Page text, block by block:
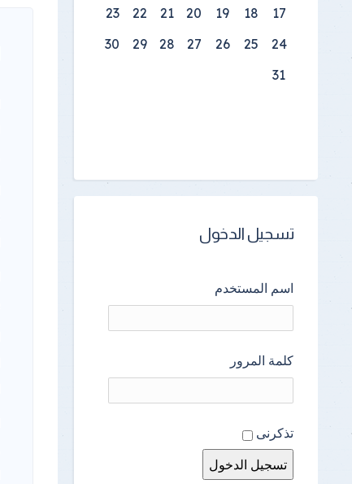
17
18
19
20
21
22
23
24
25
26
27
28
29
30
31
تسجيل الدخول
اسم المستخدم
كلمة المرور
تذكرنى